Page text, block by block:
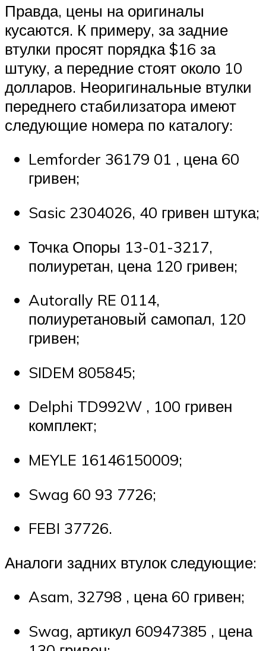
Правда, цены на оригиналы
кусаются. К примеру, за задние
втулки просят порядка $16 за
штуку, а передние стоят около 10
долларов. Неоригинальные втулки
переднего стабилизатора имеют
следующие номера по каталогу:
Lemforder 36179 01 , цена 60
гривен;
Sasic 2304026, 40 гривен штука;
Точка Опоры 13-01-3217,
полиуретан, цена 120 гривен;
Autorally RE 0114,
полиуретановый самопал, 120
гривен;
SIDEM 805845;
Delphi TD992W , 100 гривен
комплект;
MEYLE 16146150009;
Swag 60 93 7726;
FEBI 37726.
Аналоги задних втулок следующие:
Asam, 32798 , цена 60 гривен;
Swag, артикул 60947385 , цена